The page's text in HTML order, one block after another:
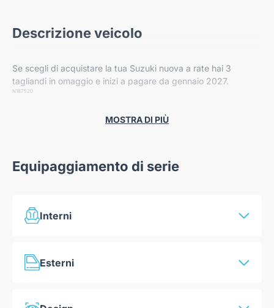
Descrizione veicolo
Se scegli di acquistare la tua Suzuki nuova a rate hai 3
tagliandi in omaggio e inizi a pagare da gennaio 2027.
N187520
MOSTRA DI PIÙ
Equipaggiamento di serie
Interni
Volante regolabile in altezza
Esterni